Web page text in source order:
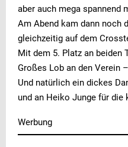
aber auch mega spannend
Am Abend kam dann noch
gleichzeitig auf dem
Mit dem 5. Platz an beiden
Großes Lob an den Verein
Und natürlich ein dickes
und an Heiko Junge für die
Werbung